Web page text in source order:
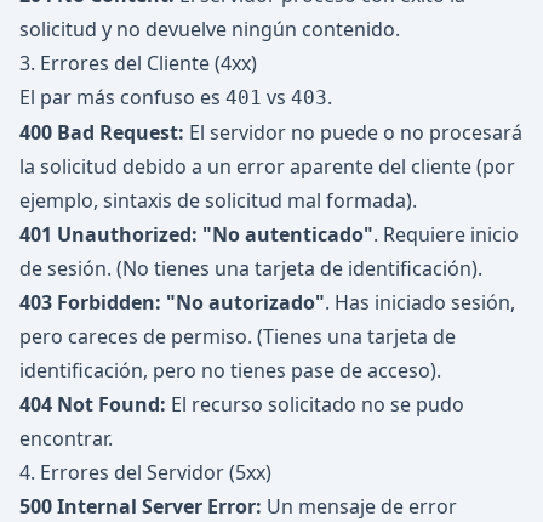
solicitud y no devuelve ningún contenido.
3. Errores del Cliente (4xx)
El par más confuso es 401 vs 403.
400 Bad Request: El servidor no puede o no procesará
la solicitud debido a un error aparente del cliente (por
ejemplo, sintaxis de solicitud mal formada).
401 Unauthorized: "No autenticado". Requiere inicio
de sesión. (No tienes una tarjeta de identificación).
403 Forbidden: "No autorizado". Has iniciado sesión,
pero careces de permiso. (Tienes una tarjeta de
identificación, pero no tienes pase de acceso).
404 Not Found: El recurso solicitado no se pudo
encontrar.
4. Errores del Servidor (5xx)
500 Internal Server Error: Un mensaje de error